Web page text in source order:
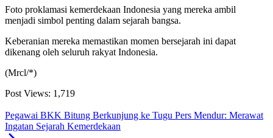
Foto proklamasi kemerdekaan Indonesia yang mereka ambil
menjadi simbol penting dalam sejarah bangsa.
Keberanian mereka memastikan momen bersejarah ini dapat
dikenang oleh seluruh rakyat Indonesia.
(Mrcl/*)
Post Views: 1,719
Pegawai BKK Bitung Berkunjung ke Tugu Pers Mendur: Merawat
Ingatan Sejarah Kemerdekaan